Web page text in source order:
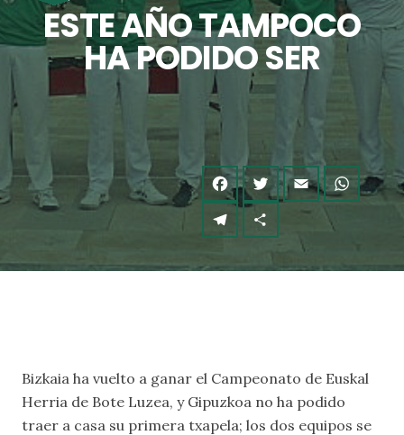
ESTE AÑO TAMPOCO
HA PODIDO SER
Bizkaia ha vuelto a ganar el Campeonato de Euskal
Herria de Bote Luzea, y Gipuzkoa no ha podido
traer a casa su primera txapela; los dos equipos se